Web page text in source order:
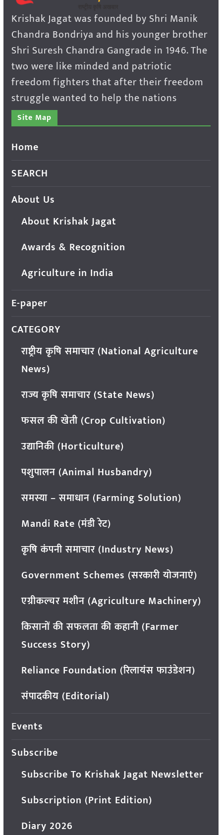
Krishak Jagat was founded by Shri Manik
Chandra Bondriya and his younger brother
Shri Suresh Chandra Gangrade in 1946. The
two were like minded and patriotic
freedom fighters that after their freedom
struggle wanted to help the nations
Site Map
Home
SEARCH
About Us
About Krishak Jagat
Awards & Recognition
Agriculture in India
E-paper
CATEGORY
राष्ट्रीय कृषि समाचार (National Agriculture
News)
राज्य कृषि समाचार (State News)
फसल की खेती (Crop Cultivation)
उद्यानिकी (Horticulture)
पशुपालन (Animal Husbandry)
समस्या – समाधान (Farming Solution)
Mandi Rate (मंडी रेट)
कृषि कंपनी समाचार (Industry News)
Government Schemes (सरकारी योजनाएं)
एग्रीकल्चर मशीन (Agriculture Machinery)
किसानों की सफलता की कहानी (Farmer
Success Story)
Reliance Foundation (रिलायंस फाउंडेशन)
संपादकीय (Editorial)
Events
Subscribe
Subscribe To Krishak Jagat Newsletter
Subscription (Print Edition)
Diary 2026